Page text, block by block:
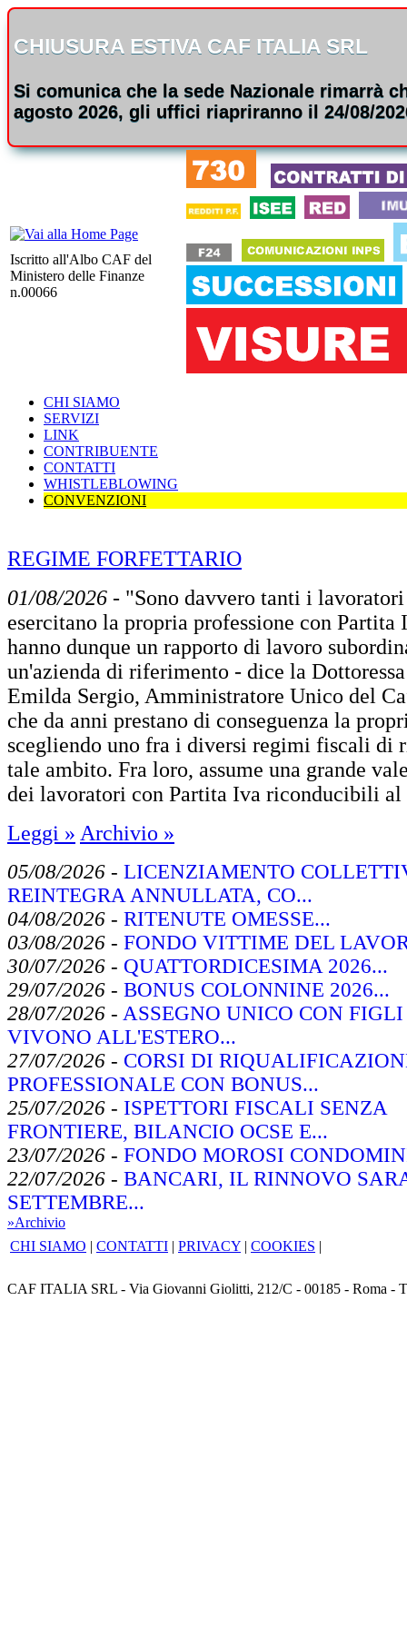
CHIUSURA ESTIVA CAF ITALIA SRL
Si comunica che la sede Nazionale rimarrà
agosto 2026, gli uffici riapriranno il 24/08/
Iscritto all'Albo CAF del
Ministero delle Finanze
n.00066
CHI SIAMO
SERVIZI
LINK
CONTRIBUENTE
CONTATTI
WHISTLEBLOWING
CONVENZIONI
REGIME FORFETTARIO
01/08/2026 - "Sono davvero tanti i
esercitano la propria professione con Partita
hanno dunque un rapporto di lavoro
un'azienda di riferimento - dice la
Emilda Sergio, Amministratore Unico del
che da anni prestano di conseguenza la
scegliendo uno fra i diversi regimi fiscali di
tale ambito. Fra loro, assume una grande
dei lavoratori con Partita Iva riconducibili al
Leggi » Archivio »
05/08/2026 - LICENZIAMENTO
REINTEGRA ANNULLATA, CO...
04/08/2026 - RITENUTE OMESSE...
03/08/2026 - FONDO VITTIME DEL
30/07/2026 - QUATTORDICESIMA 2026...
29/07/2026 - BONUS COLONNINE 2026...
28/07/2026 - ASSEGNO UNICO CON
VIVONO ALL'ESTERO...
27/07/2026 - CORSI DI
PROFESSIONALE CON BONUS...
25/07/2026 - ISPETTORI FISCALI SENZA
FRONTIERE, BILANCIO OCSE E...
23/07/2026 - FONDO MOROSI
22/07/2026 - BANCARI, IL RINNOVO
SETTEMBRE...
»Archivio
CHI SIAMO | CONTATTI | PRIVACY | COOKIES |
CAF ITALIA SRL - Via Giovanni Giolitti, 212/C - 00185 - Roma -